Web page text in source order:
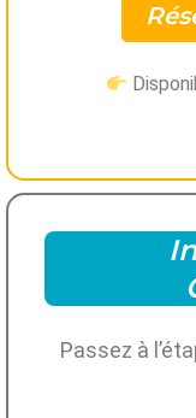
Passez à